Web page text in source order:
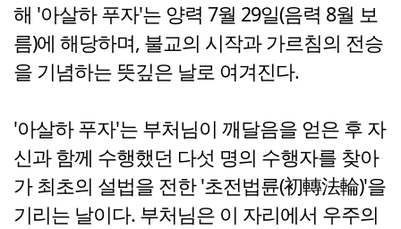
해 '아살하 푸자'는 양력 7월 29일(음력 8월 보
름)에 해당하며, 불교의 시작과 가르침의 전승
을 기념하는 뜻깊은 날로 여겨진다.
'아살하 푸자'는 부처님이 깨달음을 얻은 후 자
신과 함께 수행했던 다섯 명의 수행자를 찾아
가 최초의 설법을 전한 '초전법륜(初轉法輪)'을
기리는 날이다. 부처님은 이 자리에서 우주의